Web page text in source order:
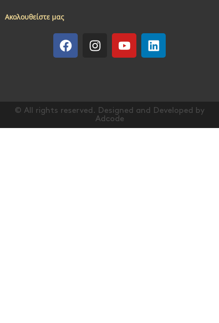
Ακολουθείστε μας
© All rights reserved. Designed and Developed by
Adcode